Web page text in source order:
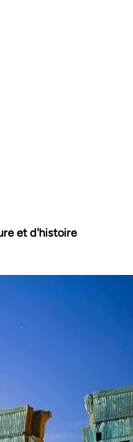
et d'histoire